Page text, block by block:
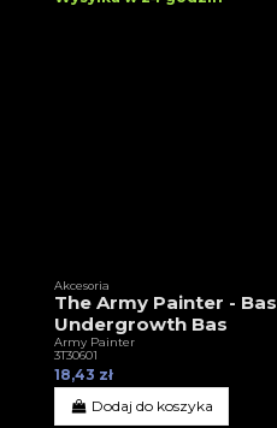
Akcesoria
The Army Painter -
Undergrowth Bas
Army Painter
3T30601
18,43 zł
Dodaj do koszyka